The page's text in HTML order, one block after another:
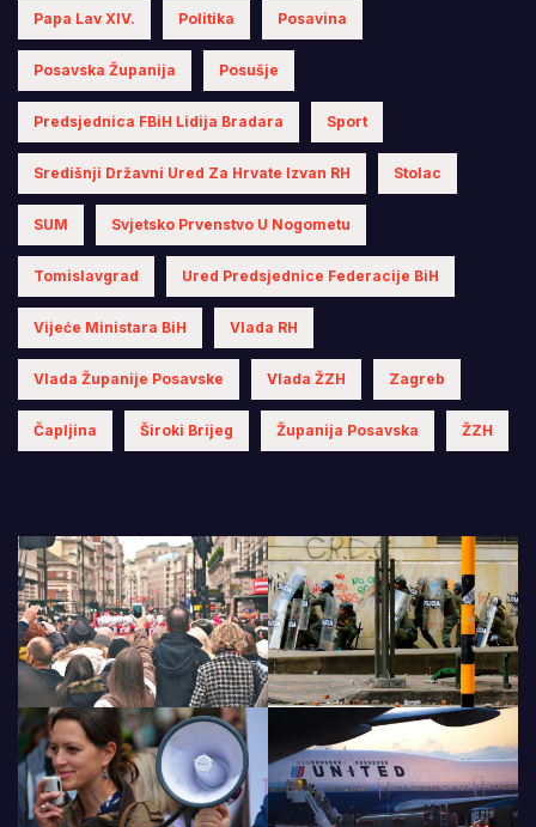
Papa Lav XIV. Politika Posavina
Posavska Županija Posušje
Predsjednica FBiH Lidija Bradara Sport
Središnji Državni Ured Za Hrvate Izvan RH Stolac
SUM Svjetsko Prvenstvo U Nogometu
Tomislavgrad Ured Predsjednice Federacije BiH
Vijeće Ministara BiH Vlada RH
Vlada Županije Posavske Vlada ŽZH Zagreb
Čapljina Široki Brijeg Županija Posavska ŽZH